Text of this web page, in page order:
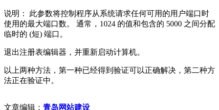
说明： 此参数将控制程序从系统请求任何可用的用户端口时
使用的最大端口数。 通常，1024 的值和包含的 5000 之间分配
临时的 (短) 端口。
退出注册表编辑器，并重新启动计算机。
以上两种方法，第一种已经得到验证可以正确解决，第二种方
法正在验证中。
文章编辑： 青岛网站建设